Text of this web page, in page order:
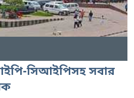
সিআইপিসহ সবার